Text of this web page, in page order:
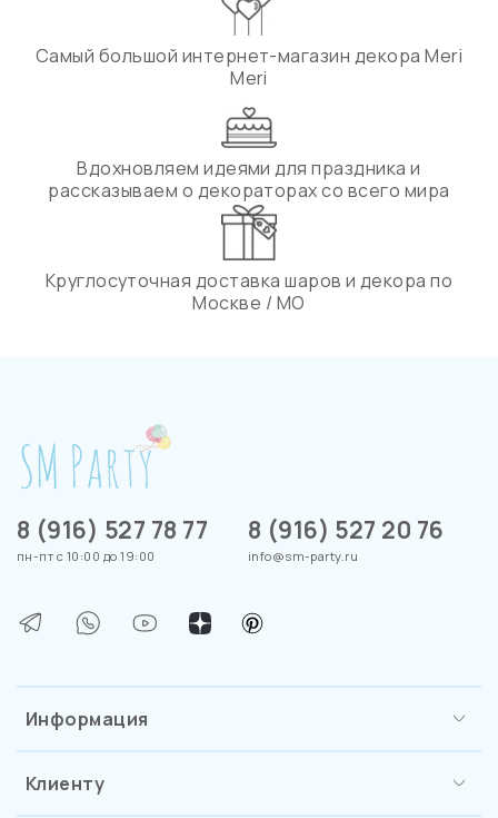
Самый большой интернет-магазин декора Meri
Meri
Вдохновляем идеями для праздника и
рассказываем о декораторах со всего мира
Круглосуточная доставка шаров и декора по
Москве / МО
Информация
Клиенту
8 (916) 527 78 77
пн-пт с 10:00 до 19:00
8 (916) 527 20 76
info@sm-party.ru